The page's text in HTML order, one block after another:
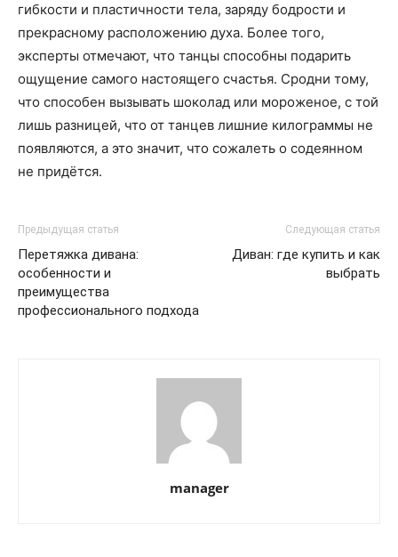
гибкости и пластичности тела, заряду бодрости и
прекрасному расположению духа. Более того,
эксперты отмечают, что танцы способны подарить
ощущение самого настоящего счастья. Сродни тому,
что способен вызывать шоколад или мороженое, с той
лишь разницей, что от танцев лишние килограммы не
появляются, а это значит, что сожалеть о содеянном
не придётся.
Предыдущая статья
Перетяжка дивана:
особенности и
преимущества
профессионального подхода
Следующая статья
Диван: где купить и как
выбрать
manager